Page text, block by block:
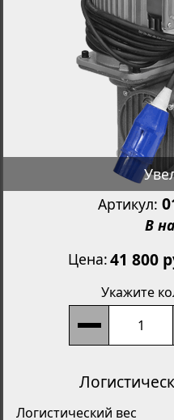
Артикул:
В
Цена 41 800
Укажите
Логистический вес